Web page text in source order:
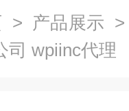
> 产品展示
司 wpiinc代理